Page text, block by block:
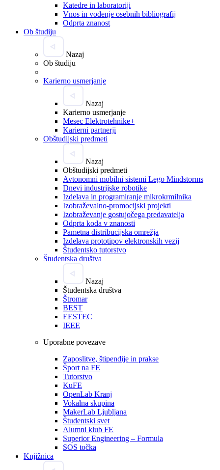
Katedre in laboratoriji
Vnos in vodenje osebnih bibliografij
Odprta znanost
Ob študiju
Nazaj
Ob študiju
Karierno usmerjanje
Nazaj
Karierno usmerjanje
Mesec Elektrotehnike+
Karierni partnerji
Obštudijski predmeti
Nazaj
Obštudijski predmeti
Avtonomni mobilni sistemi Lego Mindstorms
Dnevi industrijske robotike
Izdelava in programiranje mikrokrmilnika
Izobraževalno-promocijski projekti
Izobraževanje gostujočega predavatelja
Odprta koda v znanosti
Pametna distribucijska omrežja
Izdelava prototipov elektronskih vezij
Študentsko tutorstvo
Študentska društva
Nazaj
Študentska društva
Štromar
BEST
EESTEC
IEEE
Uporabne povezave
Zaposlitve, štipendije in prakse
Šport na FE
Tutorstvo
KuFE
OpenLab Kranj
Vokalna skupina
MakerLab Ljubljana
Študentski svet
Alumni klub FE
Superior Engineering – Formula
SOS točka
Knjižnica